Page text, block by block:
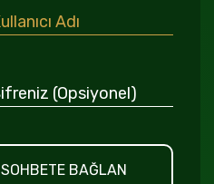
SOHBETE BAĞLAN